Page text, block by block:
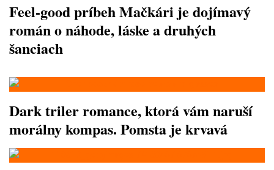
Feel-good príbeh Mačkári je dojímavý
román o náhode, láske a druhých
šanciach
Dark triler romance, ktorá vám naruší
morálny kompas. Pomsta je krvavá